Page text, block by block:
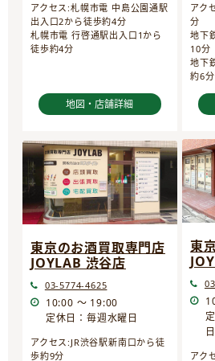
アクセス:札幌市電 中島公園通駅
出入口2から徒歩約4分
札幌市電 行啓通駅出入口1から
徒歩約4分
地図・店舗詳細
アク
分
地下
10分
地下
約6分
東京のお酒買取専門店
JOYLAB 渋谷店
03-5774-4625
10:00 ～ 19:00
定休日：毎週水曜日
アクセス:JR渋谷駅新南口から徒
歩約9分
東
日
アク